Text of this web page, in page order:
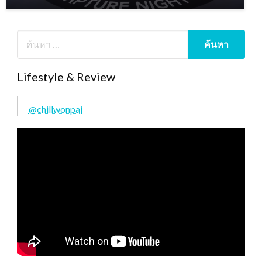
Lifestyle & Review
@chillwonpai